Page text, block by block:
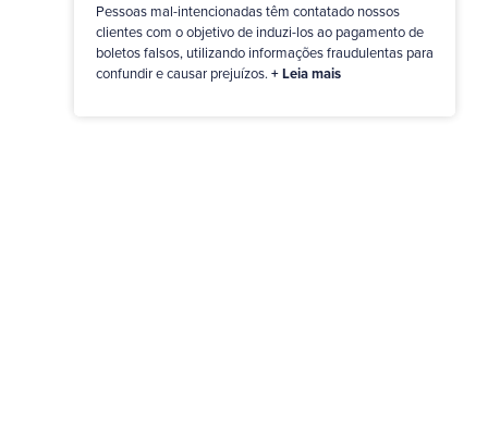
Pessoas mal-intencionadas têm contatado nossos
clientes com o objetivo de induzi-los ao pagamento de
boletos falsos, utilizando informações fraudulentas para
confundir e causar prejuízos. + Leia mais